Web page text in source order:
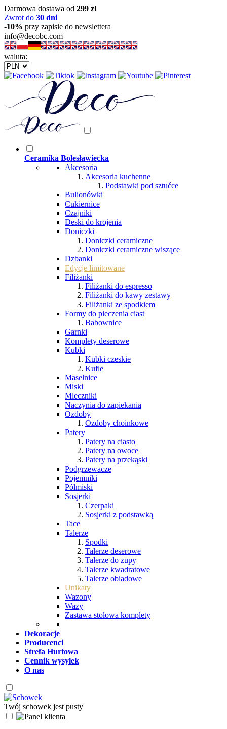
Darmowa dostawa od 299 zł
Zwrot do 30 dni
-10% przy zapisie do newslettera
info@decobc.com
waluta:
Ceramika Bolesławiecka
Akcesoria
Akcesoria kuchenne
Podstawki pod sztućce
Bulionówki
Cukiernice
Czajniki
Deski do krojenia
Doniczki
Doniczki ceramiczne
Doniczki ceramiczne wiszące
Dzbanki
Edycje limitowane
Filiżanki
Filiżanki do espresso
Filiżanki do kawy zestawy
Filiżanki ze spodkiem
Formy do pieczenia ciast
Babownice
Garnki
Komplety deserowe
Kubki
Kubki czeskie
Kufle
Maselnice
Miski
Mleczniki
Naczynia do zapiekania
Ozdoby
Ozdoby choinkowe
Patery
Patery na ciasto
Patery na owoce
Patery na przekąski
Podgrzewacze
Pojemniki
Półmiski
Sosjerki
Czerpaki
Sosjerki z podstawką
Tace
Talerze
Spodki
Talerze deserowe
Talerze do zupy
Talerze kwadratowe
Talerze obiadowe
Unikaty
Wazony
Wazy
Zastawa stołowa komplety
Dekoracje
Producenci
Strefa Hurtowa
Cennik wysyłek
O nas
Twój schowek jest pusty